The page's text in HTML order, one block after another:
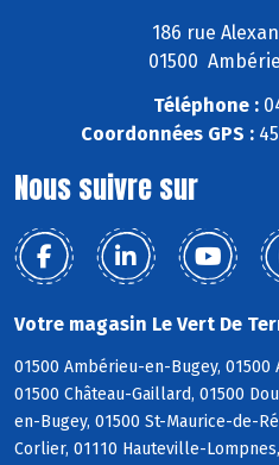
186 rue
01500
Téléphone :
Coordonnées GPS :
Nous suivre sur
Votre magasin Le Vert De
01500 Ambérieu-en-Bugey, 01500
01500 Château-Gaillard, 01500
en-Bugey, 01500 St-Maurice-de-
Corlier, 01110 Hauteville-